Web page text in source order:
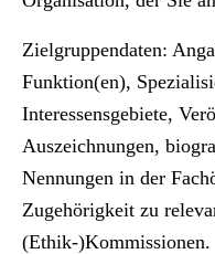
Zielgruppendaten:
Funktion(en),
Interessensgebiete,
Auszeichnungen,
Nennungen in der
Zugehörigkeit zu
(Ethik-)Kommissionen.